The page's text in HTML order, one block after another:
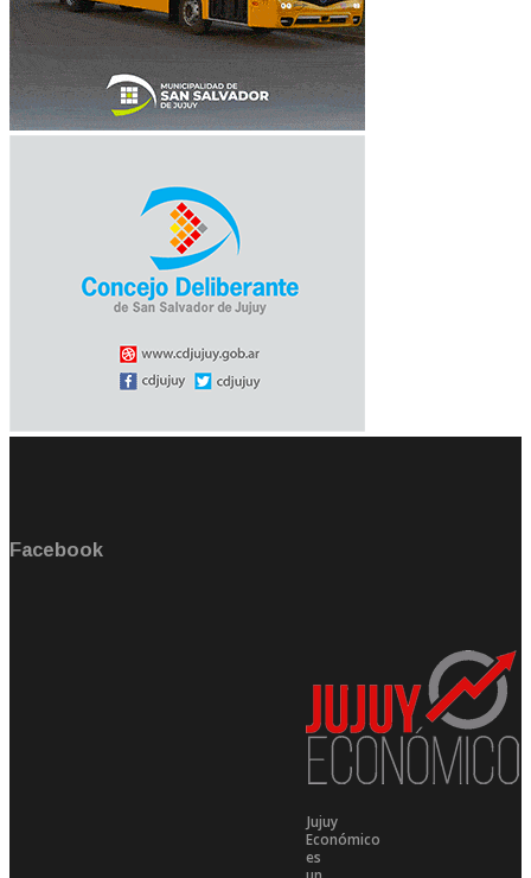
Facebook
Jujuy
Económico
es